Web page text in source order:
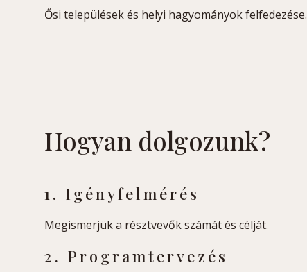
Ősi települések és helyi hagyományok felfedezése.
Hogyan dolgozunk?
1. Igényfelmérés
Megismerjük a résztvevők számát és célját.
2. Programtervezés